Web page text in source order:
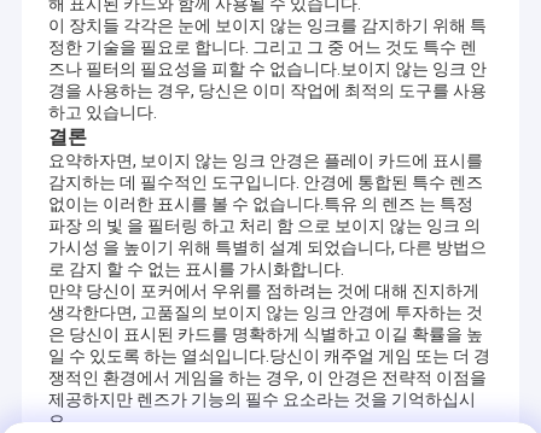
해 표시된 카드와 함께 사용될 수 있습니다.
이 장치들 각각은 눈에 보이지 않는 잉크를 감지하기 위해 특
정한 기술을 필요로 합니다. 그리고 그 중 어느 것도 특수 렌
즈나 필터의 필요성을 피할 수 없습니다.보이지 않는 잉크 안
경을 사용하는 경우, 당신은 이미 작업에 최적의 도구를 사용
하고 있습니다.
결론
요약하자면, 보이지 않는 잉크 안경은 플레이 카드에 표시를
감지하는 데 필수적인 도구입니다. 안경에 통합된 특수 렌즈
없이는 이러한 표시를 볼 수 없습니다.특유 의 렌즈 는 특정
파장 의 빛 을 필터링 하고 처리 함 으로 보이지 않는 잉크 의
가시성 을 높이기 위해 특별히 설계 되었습니다, 다른 방법으
로 감지 할 수 없는 표시를 가시화합니다.
만약 당신이 포커에서 우위를 점하려는 것에 대해 진지하게
생각한다면, 고품질의 보이지 않는 잉크 안경에 투자하는 것
은 당신이 표시된 카드를 명확하게 식별하고 이길 확률을 높
일 수 있도록 하는 열쇠입니다.당신이 캐주얼 게임 또는 더 경
쟁적인 환경에서 게임을 하는 경우, 이 안경은 전략적 이점을
제공하지만 렌즈가 기능의 필수 요소라는 것을 기억하십시
오.